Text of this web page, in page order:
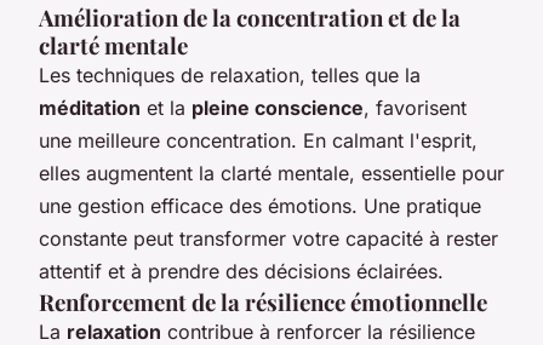
Amélioration de la concentration et de la
clarté mentale
Les techniques de relaxation, telles que la
méditation et la pleine conscience, favorisent
une meilleure concentration. En calmant l'esprit,
elles augmentent la clarté mentale, essentielle pour
une gestion efficace des émotions. Une pratique
constante peut transformer votre capacité à rester
attentif et à prendre des décisions éclairées.
Renforcement de la résilience émotionnelle
La relaxation contribue à renforcer la résilience